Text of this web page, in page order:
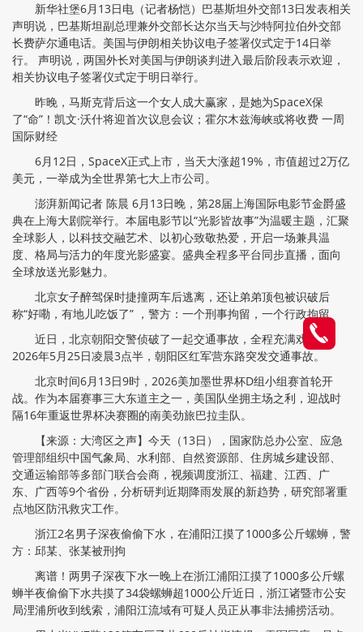
新华社堡6月13日电（记者杨恺）巴基斯坦外交部13日发表相关
声明说，巴基斯坦副总理兼外交部长达尔当天与沙特阿拉伯外交部
长费萨尔通电话。美国与伊朗相关协议电子签署仪式定于14日举
行。 声明说，两国外长对美国与伊朗谈判进入最后阶段表示欢迎，
相关协议电子签署仪式定于明日举行。
昨晚，马斯克背后这一个女人成大赢家，是她为SpaceX保
了“命”！凯文·沃什将迎首次议息会议；霍尔木兹海峡或将收费 一周
国际财经
6月12日，SpaceX正式上市，当天大涨超19%，市值超过2万亿
美元，一举成为全世界第七大上市公司。
澎湃新闻记者 陈晨 6月13日晚，第28届上海国际电影节金爵盛
典在上海大剧院举行。本届电影节以“光影皆故事”为温暖主题，汇聚
全球影人，以科技交融艺术、以初心致敬热爱，开启一场兼具温
度、格局与活力的年度光影盛宴。盛典全程多平台同步直播，面向
全球放送光影魅力。
北京女子醉驾保时捷撞两车后逃离，还让弟弟顶包被识破后
称“好嘞，有地儿吃饭了” ，警方：一个刑事拘留，一个行政拘留
近日，北京朝阳交警侦破了一起交通事故，全程充满戏剧性。
2026年5月25日凌晨3点半，朝阳区红军营东路突发交通事故。
北京时间6月13日9时，2026美加墨世界杯D组小组赛首轮开
战。作为本届赛事三大东道主之一，美国队坐拥主场之利，迎战时
隔16年重返世界杯决赛圈的南美劲旅巴拉圭队。
【来源：大湾区之声】今天（13日），国家防总办公室、应急
管理部组织中国气象局、水利部、自然资源部、住房城乡建设部、
交通运输部等多部门联合会商，视频调度浙江、福建、江西、广
东、广西等9个省份，分析研判近期降雨发展的新趋势，研究部署重
点地区防汛救灾工作。
浙江2名男子深夜偷偷下水，在浦阳江摸了1000多公斤螺蛳，警
方：邱某、张某被刑拘
离谱！两男子深夜下水一晚上在浙江浦阳江摸了1000多公斤螺
蛳半夜偷偷下水共摸了34袋螺蛳超1000公斤近日，浙江诸暨市公安
局浬浦所收到线索，浦阳江流域有可疑人员正从事非法捕捞活动。